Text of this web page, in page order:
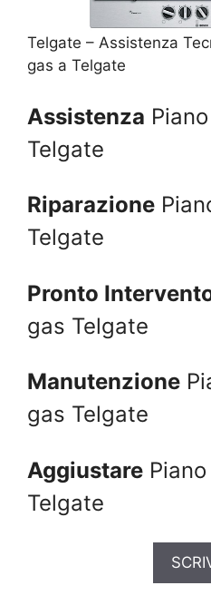
Telgate – Assistenza
gas a Telgate
Assistenza
Telgate
Riparazione
Telgate
Pronto
gas Telgate
Manutenzione
gas Telgate
Aggiustare
Telgate